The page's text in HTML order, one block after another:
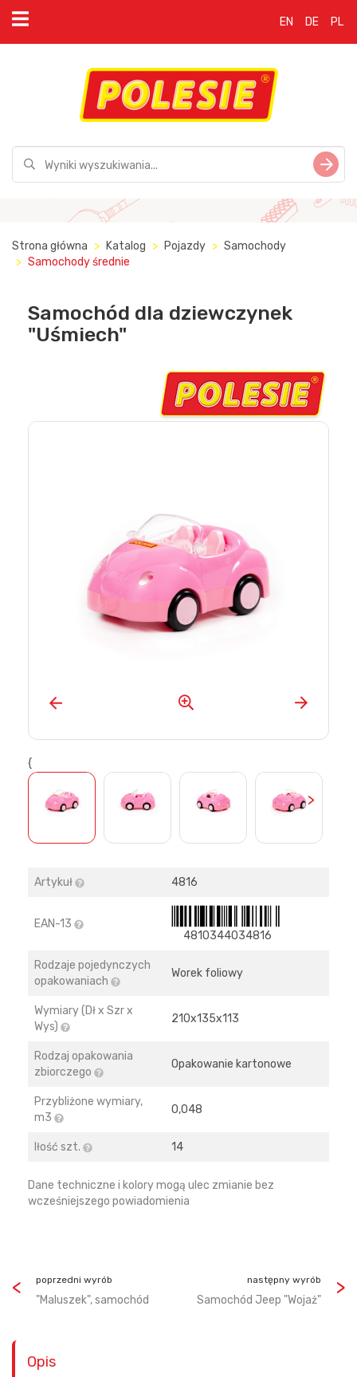
EN DE PL
Strona główna Katalog Pojazdy
Samochody
Samochody średnie
Samochód dla dziewczynek
"Uśmiech"
{
>
Artykuł 4816
EAN-13
4810344034816
Rodzaje pojedynczych
opakowaniach
Worek foliowy
Wymiary (Dł x Szr x
Wys)
210х135х113
Rodzaj opakowania
zbiorczego
Opakowanie kartonowe
Przybliżone wymiary,
m3
0,048
Iłość szt. 14
Dane techniczne i kolory mogą ulec zmianie bez
wcześniejszego powiadomienia
poprzedni wyrób
"Maluszek", samochód
następny wyrób
Samochód Jeep "Wojaż"
Opis